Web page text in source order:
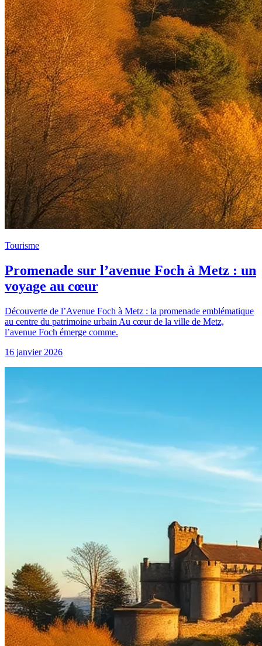
Tourisme
Promenade sur l’avenue Foch à Metz : un
voyage au cœur
Découverte de l’Avenue Foch à Metz : la promenade emblématique
au centre du patrimoine urbain Au cœur de la ville de Metz,
l’avenue Foch émerge comme.
16 janvier 2026